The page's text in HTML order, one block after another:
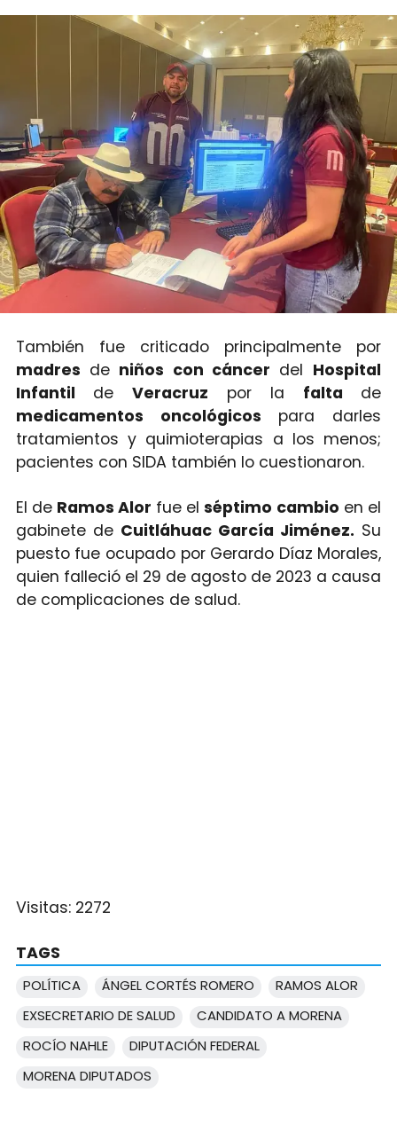
También fue criticado principalmente por
madres deniños con cáncer del Hospital
Infantil de Veracruz por la falta de
medicamentos oncológicos para darles
tratamientos y quimioterapias a los menos;
pacientes con SIDA también lo cuestionaron.
El de Ramos Alor fue elséptimo cambio en el
gabinete de Cuitláhuac García Jiménez. Su
puesto fue ocupado por Gerardo Díaz Morales,
quien falleció el 29 de agosto de 2023 a causa
de complicaciones de salud.
Visitas: 2272
TAGS
POLÍTICA ÁNGEL CORTÉS ROMERO
RAMOS ALOR
EXSECRETARIO DE SALUD
CANDIDATO A MORENA
ROCÍO NAHLE
DIPUTACIÓN FEDERAL
MORENA DIPUTADOS